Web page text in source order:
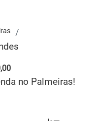
no Palmeiras!